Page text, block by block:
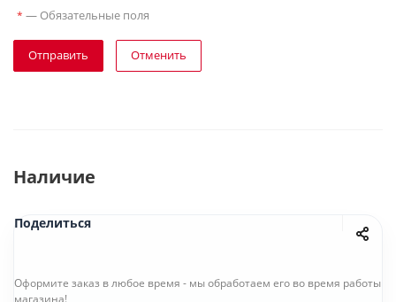
* — Обязательные поля
Отправить Отменить
Наличие
Поделиться
Оформите заказ в любое время - мы обработаем его во время работы
магазина!